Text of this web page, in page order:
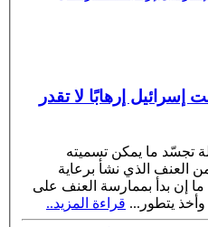
إرهابًا لا تقدر
تجسّد ما يمكن تسميته
العنف الذي نشأ برعاية
إن بدأ بممارسة العنف على
يتطور ... قراءة المزيد..